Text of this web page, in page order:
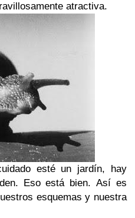
atractiva.
esté un jardín, hay
Eso está bien.Así es
esquemas y nuestra